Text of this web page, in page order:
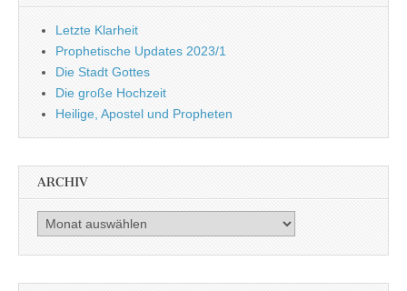
Letzte Klarheit
Prophetische Updates 2023/1
Die Stadt Gottes
Die große Hochzeit
Heilige, Apostel und Propheten
ARCHIV
Archiv